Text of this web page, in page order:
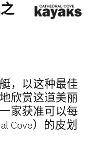
，以这种最佳
欣赏这道美丽
家获准可以每
Cove）的皮划